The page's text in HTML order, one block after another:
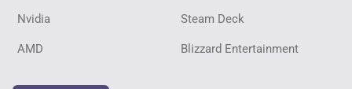
Nvidia Steam Deck
AMD Blizzard Entertainment